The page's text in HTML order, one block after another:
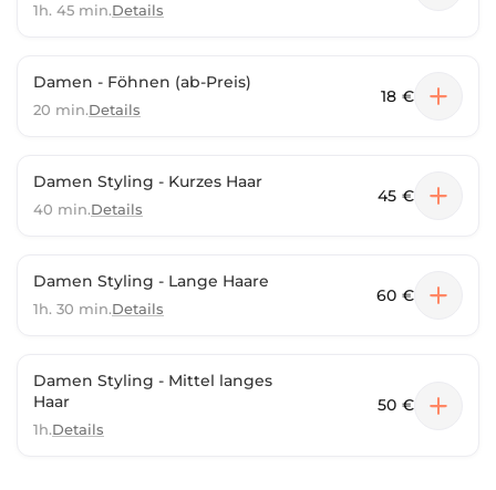
1h. 45 min.Details
Damen - Föhnen (ab-Preis)
20 min.Details
18 €
Damen Styling - Kurzes Haar
40 min.Details
45 €
Damen Styling - Lange Haare
1h. 30 min.Details
60 €
Damen Styling - Mittel langes
Haar
1h.Details
50 €